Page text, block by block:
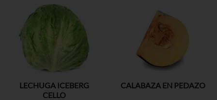
LECHUGA ICEBERG
CELLO
CALABAZA EN PEDAZO